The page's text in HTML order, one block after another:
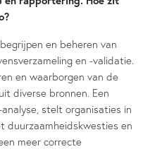
en beheren van
en -validatie.
en waarborgen van de
diverse bronnen. Een
stelt organisaties in
duurzaamheidskwesties en
meer correcte